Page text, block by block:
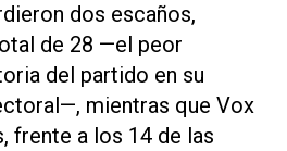
dos escaños,
de 28 —el peor
del partido en su
mientras que Vox
frente a los 14 de las